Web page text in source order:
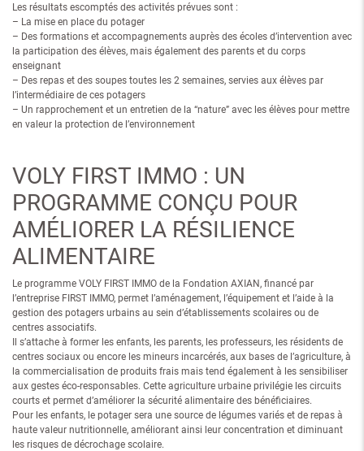
Les résultats escomptés des activités prévues sont :
– La mise en place du potager
– Des formations et accompagnements auprès des écoles d’intervention avec
la participation des élèves, mais également des parents et du corps
enseignant
– Des repas et des soupes toutes les 2 semaines, servies aux élèves par
l’intermédiaire de ces potagers
– Un rapprochement et un entretien de la “nature” avec les élèves pour mettre
en valeur la protection de l’environnement
VOLY FIRST IMMO : UN
PROGRAMME CONÇU POUR
AMÉLIORER LA RÉSILIENCE
ALIMENTAIRE
Le programme VOLY FIRST IMMO de la Fondation AXIAN, financé par
l’entreprise FIRST IMMO, permet l’aménagement, l’équipement et l’aide à la
gestion des potagers urbains au sein d’établissements scolaires ou de
centres associatifs.
Il s’attache à former les enfants, les parents, les professeurs, les résidents de
centres sociaux ou encore les mineurs incarcérés, aux bases de l’agriculture, à
la commercialisation de produits frais mais tend également à les sensibiliser
aux gestes éco-responsables. Cette agriculture urbaine privilégie les circuits
courts et permet d’améliorer la sécurité alimentaire des bénéficiaires.
Pour les enfants, le potager sera une source de légumes variés et de repas à
haute valeur nutritionnelle, améliorant ainsi leur concentration et diminuant
les risques de décrochage scolaire.